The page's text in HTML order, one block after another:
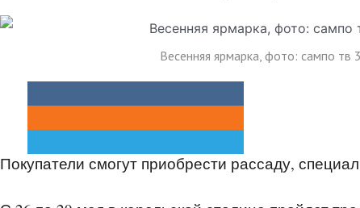
Весенняя ярмарка, фото: сампо тв
Покупатели смогут приобрести рассаду,